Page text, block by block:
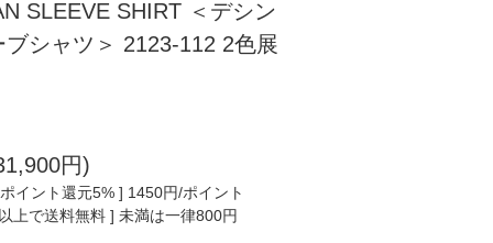
SLEEVE SHIRT ＜デシン
シャツ＞ 2123-112 2色展
円)
イント還元5% ] 1450円/ポイント
上で送料無料 ] 未満は一律800円